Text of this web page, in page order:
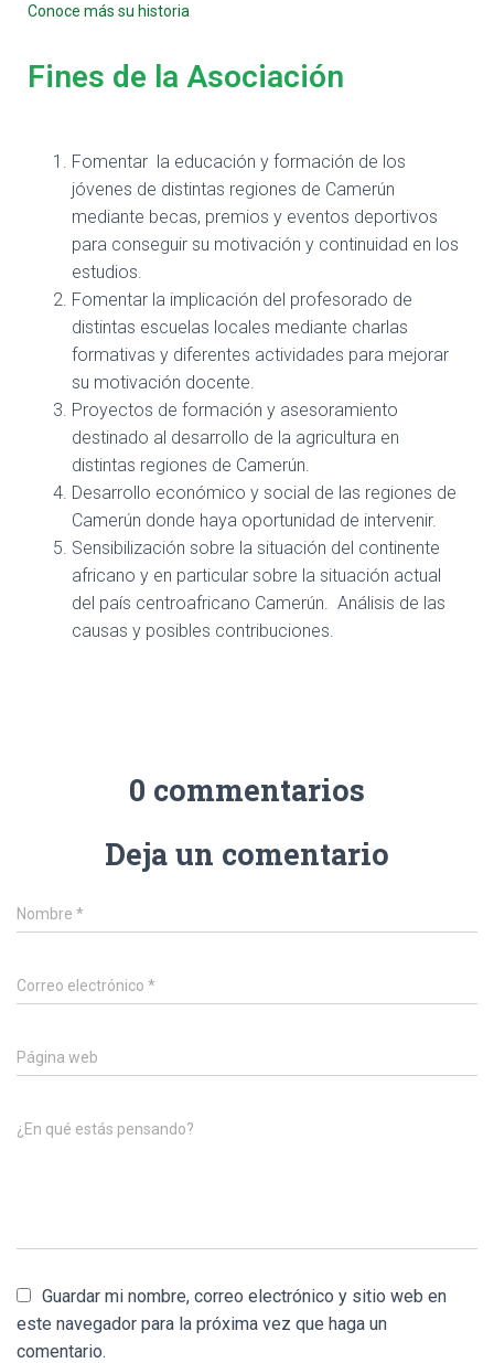
Conoce más su historia
Fines de la Asociación
Fomentar la educación y formación de los
jóvenes de distintas regiones de Camerún
mediante becas, premios y eventos deportivos
para conseguir su motivación y continuidad en los
estudios.
Fomentar la implicación del profesorado de
distintas escuelas locales mediante charlas
formativas y diferentes actividades para mejorar
su motivación docente.
Proyectos de formación y asesoramiento
destinado al desarrollo de la agricultura en
distintas regiones de Camerún.
Desarrollo económico y social de las regiones de
Camerún donde haya oportunidad de intervenir.
Sensibilización sobre la situación del continente
africano y en particular sobre la situación actual
del país centroafricano Camerún. Análisis de las
causas y posibles contribuciones.
0 commentarios
Deja un comentario
Nombre *
Correo electrónico *
Página web
¿En qué estás pensando?
Guardar mi nombre, correo electrónico y sitio web en
este navegador para la próxima vez que haga un
comentario.